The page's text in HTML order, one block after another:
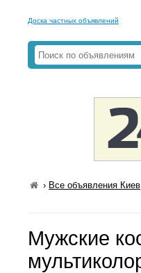
Доска частных объявлений
› Все объявления Киев
Мужские